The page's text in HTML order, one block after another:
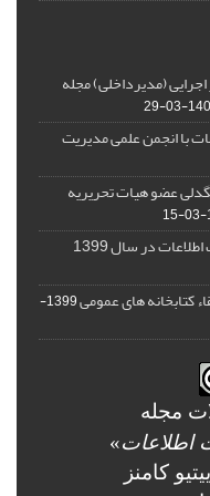
اجرایی (مدیرداخلی) مجله
1404-
با انجمن علمی مدیریت
عضو هیات تحریریه
در سال 1399
کتابخانه های عمومی
1399-
مجله
اطلاعات»
کامنز